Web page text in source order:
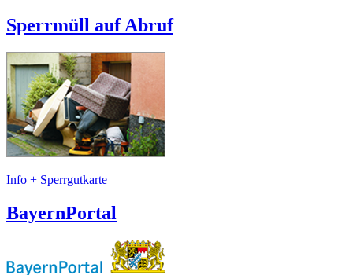
Sperrmüll auf Abruf
Info + Sperrgutkarte
BayernPortal